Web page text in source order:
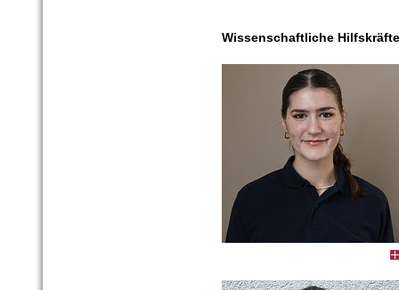
Wissenschaftliche Hilfskräfte